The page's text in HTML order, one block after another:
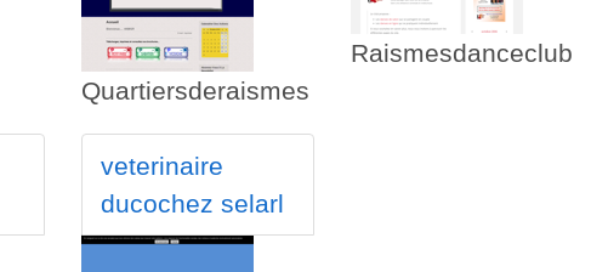
Quartiersderaismes
Raismesdanceclub
veterinaire
ducochez selarl